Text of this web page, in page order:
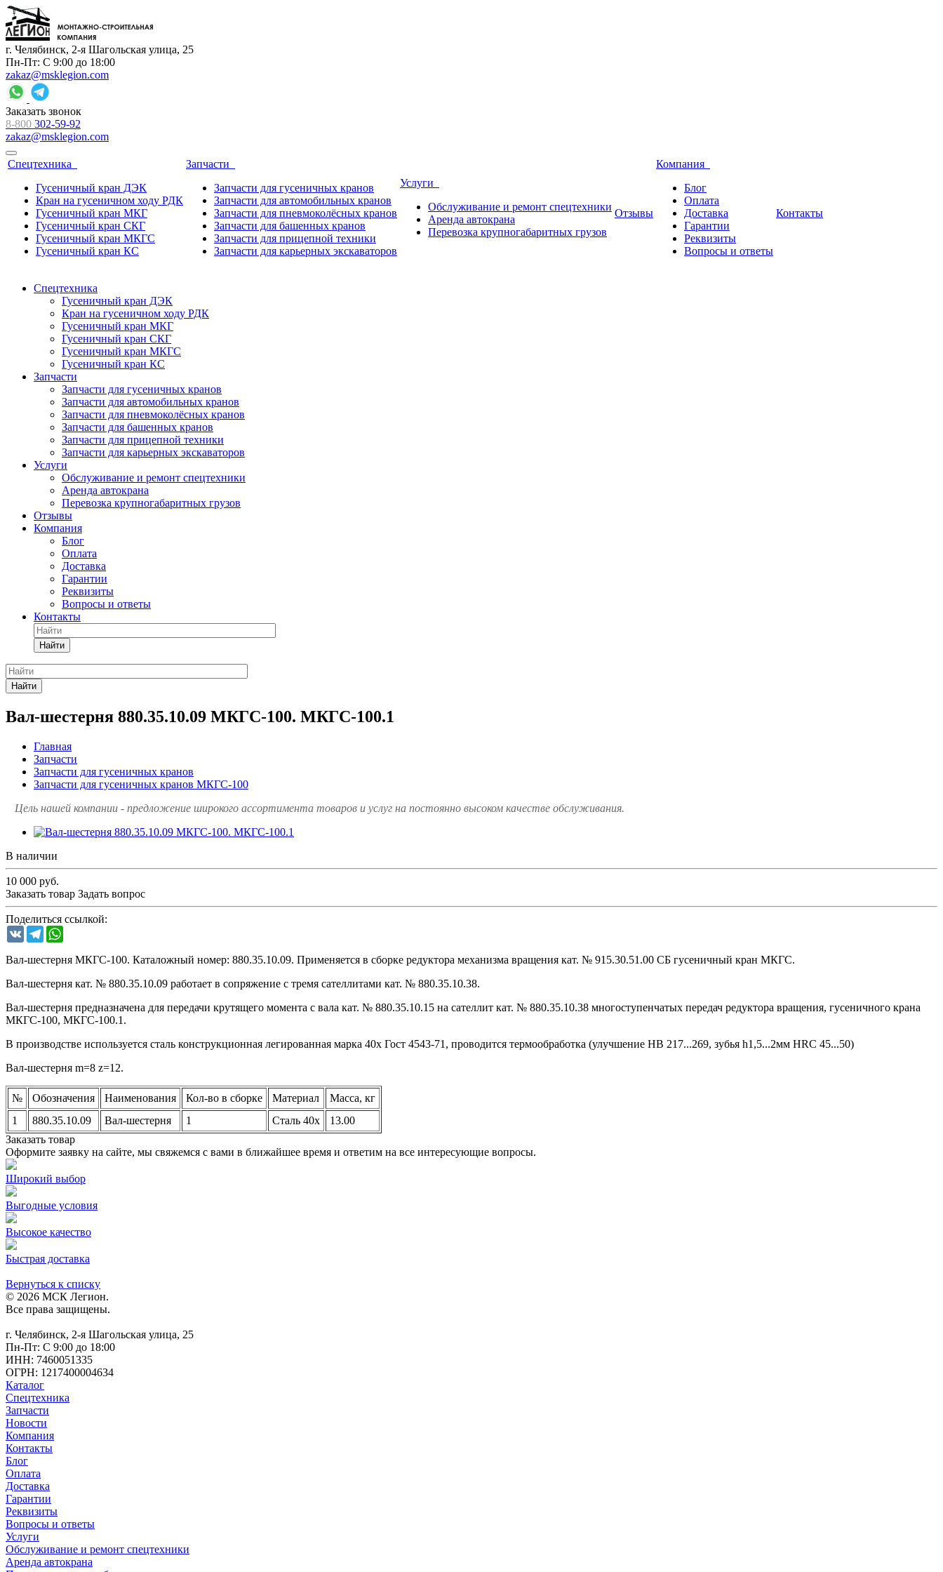
г. Челябинск, 2-я Шагольская улица, 25
Пн-Пт: С 9:00 до 18:00
zakaz@msklegion.com
Заказать звонок
8-800 302-59-92
zakaz@msklegion.com
Спецтехника
Гусеничный кран ДЭК
Кран на гусеничном ходу РДК
Гусеничный кран МКГ
Гусеничный кран СКГ
Гусеничный кран МКГС
Гусеничный кран КС
Запчасти
Запчасти для гусеничных кранов
Запчасти для автомобильных кранов
Запчасти для пневмоколёсных кранов
Запчасти для башенных кранов
Запчасти для прицепной техники
Запчасти для карьерных экскаваторов
Услуги
Обслуживание и ремонт спецтехники
Аренда автокрана
Перевозка крупногабаритных грузов
Отзывы
Компания
Блог
Оплата
Доставка
Гарантии
Реквизиты
Вопросы и ответы
Контакты
Спецтехника
Гусеничный кран ДЭК
Кран на гусеничном ходу РДК
Гусеничный кран МКГ
Гусеничный кран СКГ
Гусеничный кран МКГС
Гусеничный кран КС
Запчасти
Запчасти для гусеничных кранов
Запчасти для автомобильных кранов
Запчасти для пневмоколёсных кранов
Запчасти для башенных кранов
Запчасти для прицепной техники
Запчасти для карьерных экскаваторов
Услуги
Обслуживание и ремонт спецтехники
Аренда автокрана
Перевозка крупногабаритных грузов
Отзывы
Компания
Блог
Оплата
Доставка
Гарантии
Реквизиты
Вопросы и ответы
Контакты
Найти
Найти
Вал-шестерня 880.35.10.09 МКГС-100. МКГС-100.1
Главная
Запчасти
Запчасти для гусеничных кранов
Запчасти для гусеничных кранов МКГС-100
Цель нашей компании - предложение широкого ассортимента товаров и услуг на постоянно высоком качестве обслуживания.
В наличии
10 000 руб.
Заказать товар Задать вопрос
Поделиться ссылкой:
VK Telegram
Вал-шестерня МКГС-100. Каталожный номер: 880.35.10.09. Применяется в сборке редуктора механизма вращения кат. № 915.30.51.00 СБ гусеничный кран МКГС.
Вал-шестерня кат. № 880.35.10.09 работает в сопряжение с тремя сателлитами кат. № 880.35.10.38.
Вал-шестерня предназначена для передачи крутящего момента с вала кат. № 880.35.10.15 на сателлит кат. № 880.35.10.38 многоступенчатых передач редуктора вращения, гусеничного крана
МКГС-100, МКГС-100.1.
В производстве используется сталь конструкционная легированная марка 40х Гост 4543-71, проводится термообработка (улучшение HB 217...269, зубья h1,5...2мм HRC 45...50)
Вал-шестерня m=8 z=12.
№ Обозначения Наименования Кол-во в сборке Материал
Масса, кг
1
880.35.10.09 Вал-шестерня 1 Сталь 40х
13.00
Заказать товар
Оформите заявку на сайте, мы свяжемся с вами в ближайшее время и ответим на все интересующие вопросы.
Широкий выбор
Выгодные условия
Высокое качество
Быстрая доставка
Вернуться к списку
© 2026 МСК Легион.
Все права защищены.
г. Челябинск, 2-я Шагольская улица, 25
Пн-Пт: С 9:00 до 18:00
ИНН: 7460051335
ОГРН: 1217400004634
Каталог
Спецтехника
Запчасти
Новости
Компания
Контакты
Блог
Оплата
Доставка
Гарантии
Реквизиты
Вопросы и ответы
Услуги
Обслуживание и ремонт спецтехники
Аренда автокрана